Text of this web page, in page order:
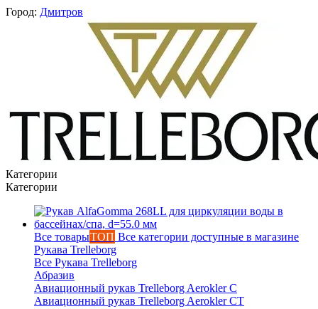
Город: Дмитров
Категории
Категории
Все товарыТОП Все категории доступные в магазине
Рукава Trelleborg
Все Рукава Trelleborg
Абразив
Авиационный рукав Trelleborg Aerokler C
Авиационный рукав Trelleborg Aerokler CT